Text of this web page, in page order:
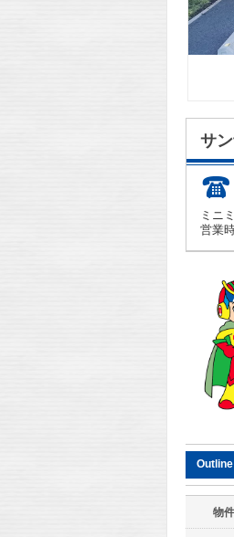
サ
ミニ
営業
Outline
物